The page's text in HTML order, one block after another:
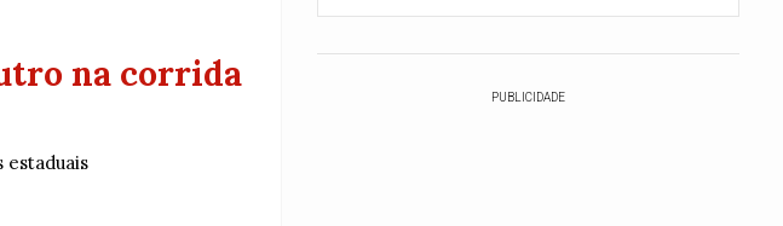
na corrida
PUBLICIDADE